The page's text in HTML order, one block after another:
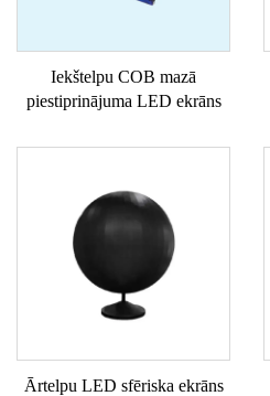
Iekštelpu COB mazā
piestiprinājuma LED ekrāns
Ārtelpu LED sfēriska ekrāns